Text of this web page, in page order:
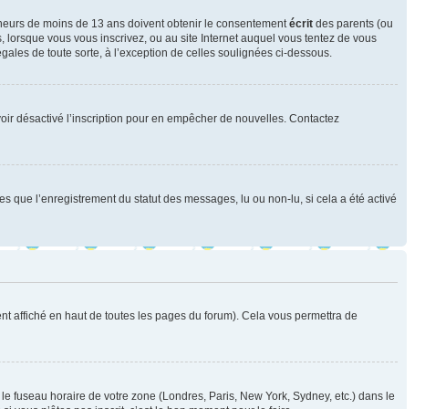
de moins de 13 ans doivent obtenir le consentement écrit des parents (ou
lorsque vous vous inscrivez, ou au site Internet auquel vous tentez de vous
de toute sorte, à l’exception de celles soulignées ci-dessous.
désactivé l’inscription pour en empêcher de nouvelles. Contactez
l’enregistrement du statut des messages, lu ou non-lu, si cela a été activé
affiché en haut de toutes les pages du forum). Cela vous permettra de
fuseau horaire de votre zone (Londres, Paris, New York, Sydney, etc.) dans le